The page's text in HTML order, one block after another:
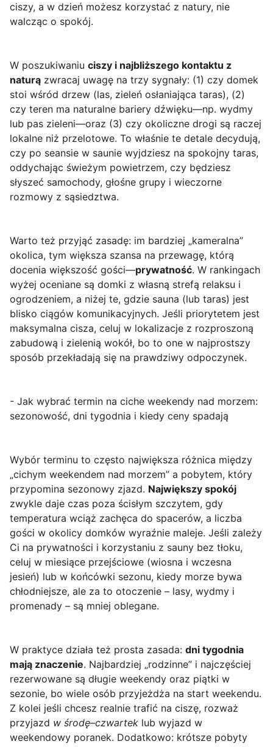
ciszy, a w dzień możesz korzystać z natury, nie
walcząc o spokój.
W poszukiwaniu ciszy i najbliższego kontaktu z
naturą zwracaj uwagę na trzy sygnały: (1) czy domek
stoi wśród drzew (las, zieleń osłaniająca taras), (2)
czy teren ma naturalne bariery dźwięku—np. wydmy
lub pas zieleni—oraz (3) czy okoliczne drogi są raczej
lokalne niż przelotowe. To właśnie te detale decydują,
czy po seansie w saunie wyjdziesz na spokojny taras,
oddychając świeżym powietrzem, czy będziesz
słyszeć samochody, głośne grupy i wieczorne
rozmowy z sąsiedztwa.
Warto też przyjąć zasadę: im bardziej „kameralna”
okolica, tym większa szansa na przewagę, którą
docenia większość gości—prywatność. W rankingach
wyżej oceniane są domki z własną strefą relaksu i
ogrodzeniem, a niżej te, gdzie sauna (lub taras) jest
blisko ciągów komunikacyjnych. Jeśli priorytetem jest
maksymalna cisza, celuj w lokalizacje z rozproszoną
zabudową i zielenią wokół, bo to one w najprostszy
sposób przekładają się na prawdziwy odpoczynek.
- Jak wybrać termin na ciche weekendy nad morzem:
sezonowość, dni tygodnia i kiedy ceny spadają
Wybór terminu to często największa różnica między
„cichym weekendem nad morzem” a pobytem, który
przypomina sezonowy zjazd. Największy spokój
zwykle daje czas poza ścisłym szczytem, gdy
temperatura wciąż zachęca do spacerów, a liczba
gości w okolicy domków wyraźnie maleje. Jeśli zależy
Ci na prywatności i korzystaniu z sauny bez tłoku,
celuj w miesiące przejściowe (wiosna i wczesna
jesień) lub w końcówki sezonu, kiedy morze bywa
chłodniejsze, ale za to otoczenie – lasy, wydmy i
promenady – są mniej oblegane.
W praktyce działa też prosta zasada: dni tygodnia
mają znaczenie. Najbardziej „rodzinne” i najczęściej
rezerwowane są długie weekendy oraz piątki w
sezonie, bo wiele osób przyjeżdża na start weekendu.
Z kolei jeśli chcesz realnie trafić na ciszę, rozważ
przyjazd w środę–czwartek lub wyjazd w
weekendowy poranek. Dodatkowo: krótsze pobyty